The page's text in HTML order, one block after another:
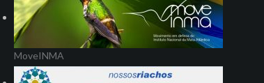
MoveINMA